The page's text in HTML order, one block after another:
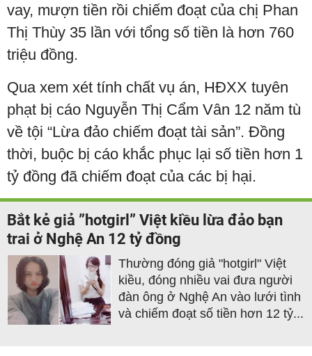
vay, mượn tiền rồi chiếm đoạt của chị Phan
Thị Thùy 35 lần với tổng số tiền là hơn 760
triệu đồng.
Qua xem xét tính chất vụ án, HĐXX tuyên
phạt bị cáo Nguyễn Thị Cẩm Vân 12 năm tù
về tội “Lừa đảo chiếm đoạt tài sản”. Đồng
thời, buộc bị cáo khắc phục lại số tiền hơn 1
tỷ đồng đã chiếm đoạt của các bị hại.
Bắt kẻ giả ”hotgirl” Việt kiều lừa đảo bạn
trai ở Nghệ An 12 tỷ đồng
Thường đóng giả "hotgirl" Việt
kiều, đóng nhiều vai đưa người
đàn ông ở Nghệ An vào lưới tình
và chiếm đoạt số tiền hơn 12 tỷ...